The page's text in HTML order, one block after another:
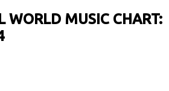
WORLD MUSIC CHART: